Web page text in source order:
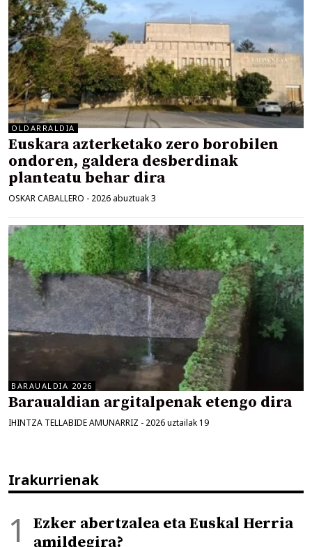
OLDARRALDIA
Euskara azterketako zero borobilen
ondoren, galdera desberdinak
planteatu behar dira
OSKAR CABALLERO - 2026 abuztuak 3
BARAUALDIA 2026
Baraualdian argitalpenak etengo dira
IHINTZA TELLABIDE AMUNARRIZ - 2026 uztailak 19
Irakurrienak
Ezker abertzalea eta Euskal Herria
amildegira?